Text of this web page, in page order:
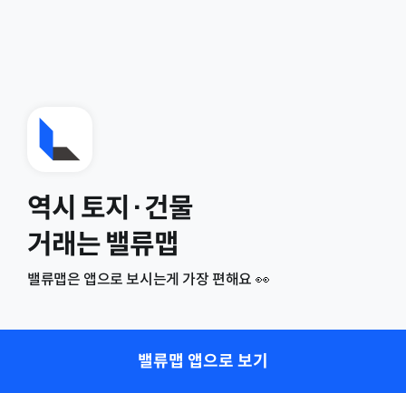
역시 토지·건물
거래는 밸류맵
밸류맵은 앱으로 보시는게 가장 편해요 👀
밸류맵 앱으로 보기